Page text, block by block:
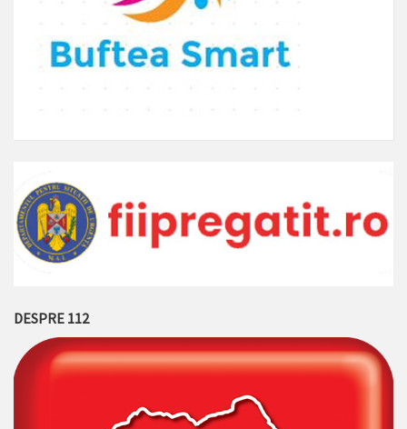
DESPRE 112